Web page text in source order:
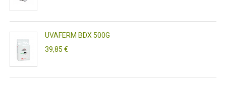
UVAFERM BDX 500G
39,85 €